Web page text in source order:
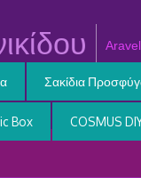
Σακίδια
Box COSMUS